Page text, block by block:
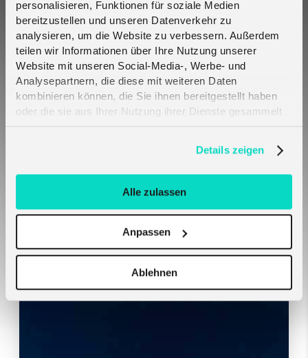
personalisieren, Funktionen für soziale Medien
bereitzustellen und unseren Datenverkehr zu
analysieren, um die Website zu verbessern. Außerdem
teilen wir Informationen über Ihre Nutzung unserer
Website mit unseren Social-Media-, Werbe- und
Analysepartnern, die diese mit weiteren Daten
kombinieren können, die Sie ihnen bereitgestellt haben
oder die sie aus Ihrer Nutzung ihrer Dienste gesammelt
Details zeigen
Alle zulassen
Anpassen
Ablehnen
Le SIM Melita si configurano automaticamente
su hardware Teltonika — nessuna impostazione
richiesta
Il ruolo dell’eSIM nell’espansione dei mercati IoT e
dei dispositivi connessi